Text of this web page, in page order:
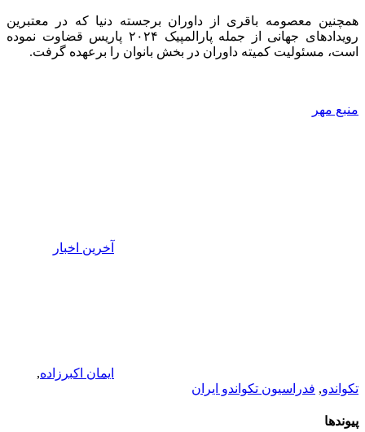
همچنین معصومه باقری از داوران برجسته دنیا که در معتبرین
رویدادهای جهانی از جمله پارالمپیک ۲۰۲۴ پاریس قضاوت نموده
است، مسئولیت کمیته داوران در بخش بانوان را برعهده گرفت.
منبع مهر
آخرین اخبار
ایمان اکبرزاده,
تکواندو, فدراسیون تکواندو ایران
پیوندها